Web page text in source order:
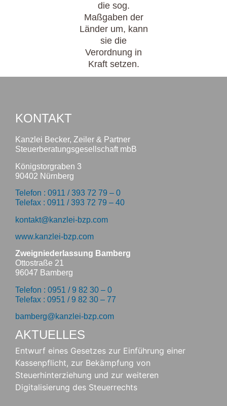
die sog.
Maßgaben der
Länder um, kann
sie die
Verordnung in
Kraft setzen.
KONTAKT
Kanzlei Becker, Zeiler & Partner
Steuerberatungsgesellschaft mbB
Königstorgraben 3
90402 Nürnberg
Telefon : 0911 / 393 72 79 – 0
Telefax : 0911 / 393 72 79 – 40
kontakt@kanzlei-bzp.com
www.kanzlei-bzp.com
Zweigniederlassung Bamberg
Ottostraße 21
96047 Bamberg
Telefon : 0951 / 9 82 30 – 0
Telefax : 0951 / 9 82 30 – 77
bamberg@kanzlei-bzp.com
AKTUELLES
Entwurf eines Gesetzes zur Einführung einer
Kassenpflicht, zur Bekämpfung von
Steuerhinterziehung und zur weiteren
Digitalisierung des Steuerrechts